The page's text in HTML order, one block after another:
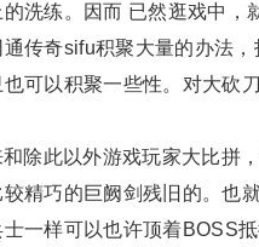
洗练。因而 已然逛戏中，
传奇sifu积聚大量的办法
可以积聚一些性。对大砍
此以外游戏玩家大比拼
精巧的巨阙剑残旧的。也
一样可以也许顶着BOSS